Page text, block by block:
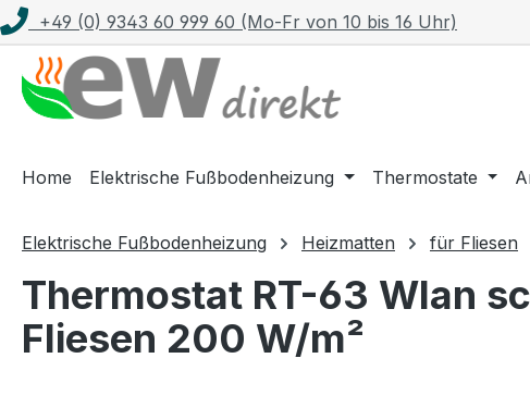
Hauptinhalt springen
Zur Suche springen
Zur Hauptnavigation springen
+49 (0) 9343 60 999 60 (Mo-Fr von 10 bis 16 Uhr)
Home Elektrische Fußbodenheizung Thermostate
Elektrische Fußbodenheizung Heizmatten für Fliesen
Thermostat RT-63 Wlan
Fliesen 200 W/m²